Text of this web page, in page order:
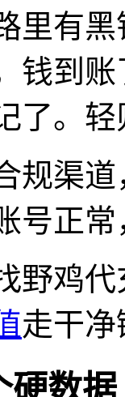
里有
钱到
了。
规渠
号正
野鸡
走干
硬数据